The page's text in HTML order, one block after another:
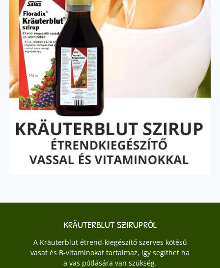
KRÄUTERBLUT SZIRUPRÓL
A Kräuterblut étrend-kiegészítő szerves kötésű
vasat és B-vitaminokat tartalmaz, így segíthet ha
a vas pótlására van szükség.